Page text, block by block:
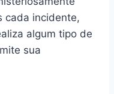
cada incidente,
algum tipo de
sua